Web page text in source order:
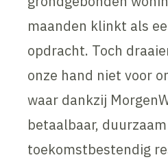
maanden klinkt als
opdracht. Toch
onze hand niet voor
waar dankzij
betaalbaar,
toekomstbestendig